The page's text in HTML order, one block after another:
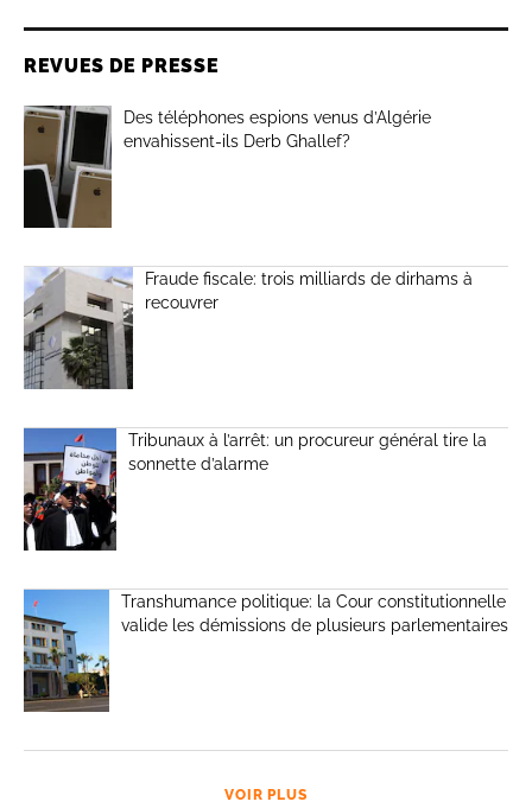
REVUES DE PRESSE
Des téléphones espions venus d’Algérie
envahissent-ils Derb Ghallef?
Fraude fiscale: trois milliards de dirhams à
recouvrer
Tribunaux à l’arrêt: un procureur général tire la
sonnette d’alarme
Transhumance politique: la Cour constitutionnelle
valide les démissions de plusieurs parlementaires
VOIR PLUS